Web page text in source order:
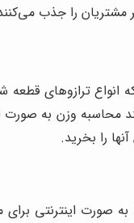
مشتریان را جذب
انواع ترازوهای قطعه
محاسبه وزن به
را بخرید.
صورت اینترنتی